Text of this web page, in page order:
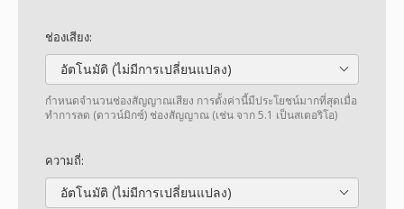
ช่องเสียง:
อัตโนมัติ (ไม่มีการเปลี่ยนแปลง)
กำหนดจำนวนช่องสัญญาณเสียง การตั้งค่านี้มีประโยชน์มากที่สุดเมื่อ
ทำการลด (ดาวน์มิกซ์) ช่องสัญญาณ (เช่น จาก 5.1 เป็นสเตอริโอ)
ความถี่:
อัตโนมัติ (ไม่มีการเปลี่ยนแปลง)